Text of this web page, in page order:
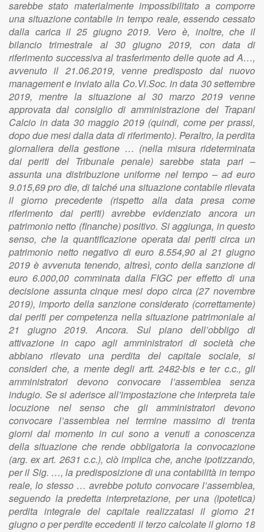
sarebbe stato materialmente impossibilitato a comporre
una situazione contabile in tempo reale, essendo cessato
dalla carica il 25 giugno 2019. Vero è, inoltre, che il
bilancio trimestrale al 30 giugno 2019, con data di
riferimento successiva al trasferimento delle quote ad A…,
avvenuto il 21.06.2019, venne predisposto dal nuovo
management e inviato alla Co.Vi.Soc. in data 30 settembre
2019, mentre la situazione al 30 marzo 2019 venne
approvata dal consiglio di amministrazione del Trapani
Calcio in data 30 maggio 2019 (quindi, come per prassi,
dopo due mesi dalla data di riferimento). Peraltro, la perdita
giornaliera della gestione … (nella misura rideterminata
dai periti del Tribunale penale) sarebbe stata pari –
assunta una distribuzione uniforme nel tempo – ad euro
9.015,69 pro die, di talché una situazione contabile rilevata
il giorno precedente (rispetto alla data presa come
riferimento dai periti) avrebbe evidenziato ancora un
patrimonio netto (finanche) positivo. Si aggiunga, in questo
senso, che la quantificazione operata dai periti circa un
patrimonio netto negativo di euro 8.554,90 al 21 giugno
2019 è avvenuta tenendo, altresì, conto della sanzione di
euro 6.000,00 comminata dalla FIGC per effetto di una
decisione assunta cinque mesi dopo circa (27 novembre
2019), importo della sanzione considerato (correttamente)
dai periti per competenza nella situazione patrimoniale al
21 giugno 2019. Ancora. Sul piano dell’obbligo di
attivazione in capo agli amministratori di società che
abbiano rilevato una perdita del capitale sociale, si
consideri che, a mente degli artt. 2482-bis e ter c.c., gli
amministratori devono convocare l’assemblea senza
indugio. Se si aderisce all’impostazione che interpreta tale
locuzione nel senso che gli amministratori devono
convocare l’assemblea nel termine massimo di trenta
giorni dal momento in cui sono a venuti a conoscenza
della situazione che rende obbligatoria la convocazione
(arg. ex art. 2631 c.c.), ciò implica che, anche ipotizzando,
per il Sig. …, la predisposizione di una contabilità in tempo
reale, lo stesso … avrebbe potuto convocare l’assemblea,
seguendo la predetta interpretazione, per una (ipotetica)
perdita integrale del capitale realizzatasi il giorno 21
giugno o per perdite eccedenti il terzo calcolate il giorno 18